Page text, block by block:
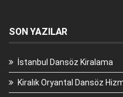
SON YAZILAR
İstanbul Dansöz Kiralama
Kiralık Oryantal Dansöz